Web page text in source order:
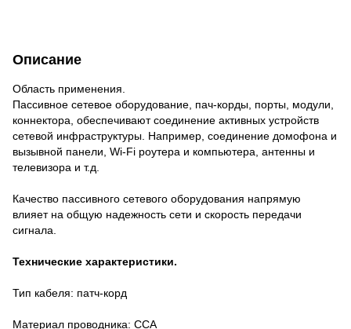
Описание
Область применения.
Пассивное сетевое оборудование, пач-корды, порты, модули,
коннектора, обеспечивают соединение активных устройств
сетевой инфраструктуры. Например, соединение домофона и
вызывной панели, Wi-Fi роутера и компьютера, антенны и
телевизора и т.д.
Качество пассивного сетевого оборудования напрямую
влияет на общую надежность сети и скорость передачи
сигнала.
Технические характеристики.
Тип кабеля: патч-корд
Материал проводника: CCA